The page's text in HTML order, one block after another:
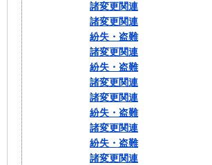
諸変更関連
諸変更関連
紛失・盗難
諸変更関連
紛失・盗難
諸変更関連
諸変更関連
紛失・盗難
諸変更関連
紛失・盗難
諸変更関連